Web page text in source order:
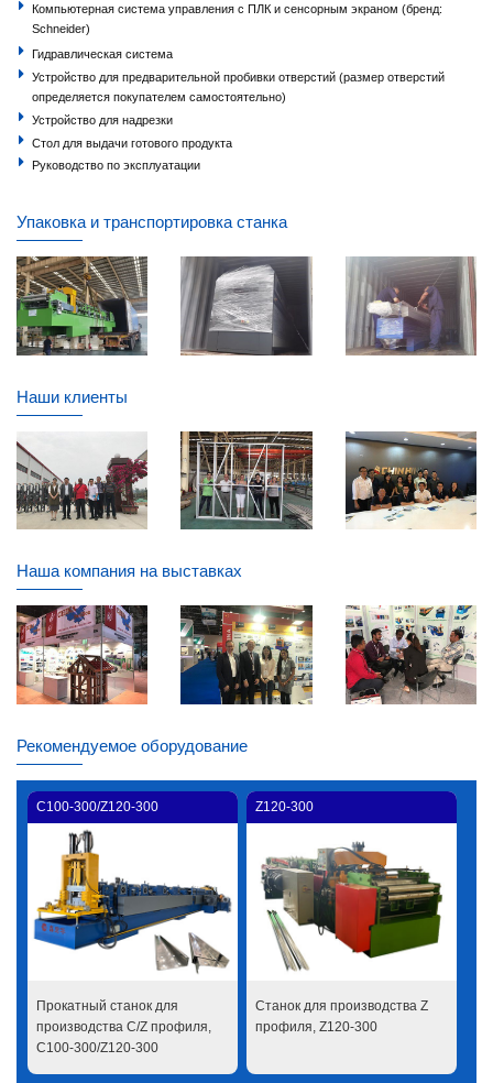
Компьютерная система управления с ПЛК и сенсорным экраном (бренд:
Schneider)
Гидравлическая система
Устройство для предварительной пробивки отверстий (размер отверстий
определяется покупателем самостоятельно)
Устройство для надрезки
Стол для выдачи готового продукта
Руководство по эксплуатации
Упаковка и транспортировка станка
Наши клиенты
Наша компания на выставках
Рекомендуемое оборудование
C100-300/Z120-300
Прокатный станок для
производства C/Z профиля,
C100-300/Z120-300
Z120-300
Станок для производства Z
профиля, Z120-300